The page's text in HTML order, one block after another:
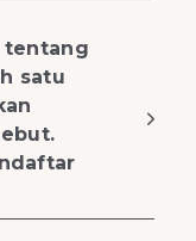
tentang
satu